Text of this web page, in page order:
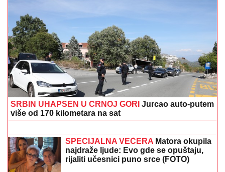
SRBIN UHAPŠEN U CRNOJ GORI Jurcao auto-putem
više od 170 kilometara na sat
PUTARE!Detalji stravične nesreće
kod Šapca: Radili na održavanju puta,
NIJE IM BILO SPASA!